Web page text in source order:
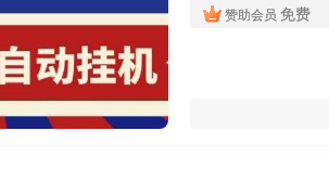
赞助会员 免费